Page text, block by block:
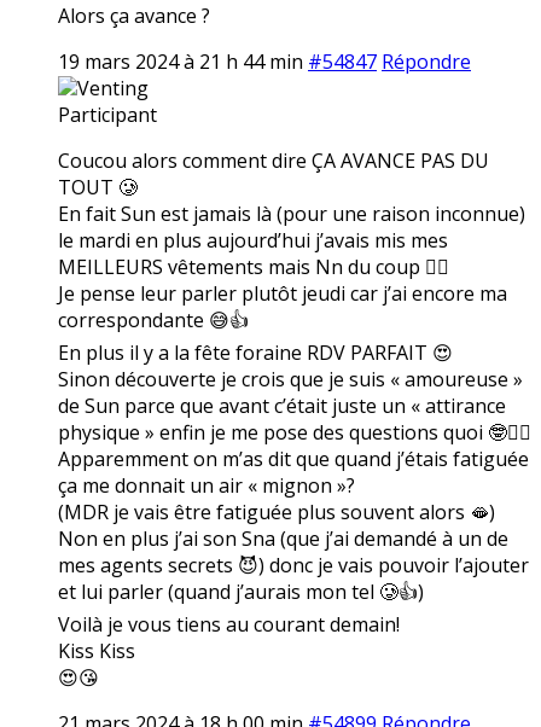
Alors ça avance ?
19 mars 2024 à 21 h 44 min #54847 Répondre
Venting
Participant
Coucou alors comment dire ÇA AVANCE PAS DU
TOUT 🥲
En fait Sun est jamais là (pour une raison inconnue)
le mardi en plus aujourd’hui j’avais mis mes
MEILLEURS vêtements mais Nn du coup 🤷‍♀️
Je pense leur parler plutôt jeudi car j’ai encore ma
correspondante 😅👍
En plus il y a la fête foraine RDV PARFAIT 😍
Sinon découverte je crois que je suis « amoureuse »
de Sun parce que avant c’était juste un « attirance
physique » enfin je me pose des questions quoi 🤓🤷‍♀️
Apparemment on m’as dit que quand j’étais fatiguée
ça me donnait un air « mignon »?
(MDR je vais être fatiguée plus souvent alors 🫦)
Non en plus j’ai son Sna (que j’ai demandé à un de
mes agents secrets 😈) donc je vais pouvoir l’ajouter
et lui parler (quand j’aurais mon tel 🥲👍)
Voilà je vous tiens au courant demain!
Kiss Kiss
😍😘